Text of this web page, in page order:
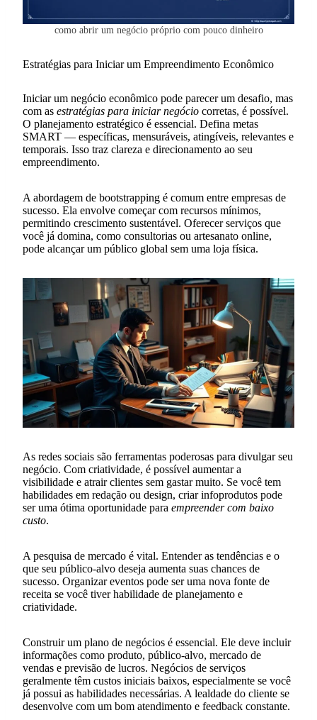
como abrir um negócio próprio com pouco dinheiro
Estratégias para Iniciar um Empreendimento Econômico
Iniciar um negócio econômico pode parecer um desafio, mas
com as estratégias para iniciar negócio corretas, é possível.
O planejamento estratégico é essencial. Defina metas
SMART — específicas, mensuráveis, atingíveis, relevantes e
temporais. Isso traz clareza e direcionamento ao seu
empreendimento.
A abordagem de bootstrapping é comum entre empresas de
sucesso. Ela envolve começar com recursos mínimos,
permitindo crescimento sustentável. Oferecer serviços que
você já domina, como consultorias ou artesanato online,
pode alcançar um público global sem uma loja física.
As redes sociais são ferramentas poderosas para divulgar seu
negócio. Com criatividade, é possível aumentar a
visibilidade e atrair clientes sem gastar muito. Se você tem
habilidades em redação ou design, criar infoprodutos pode
ser uma ótima oportunidade para empreender com baixo
custo.
A pesquisa de mercado é vital. Entender as tendências e o
que seu público-alvo deseja aumenta suas chances de
sucesso. Organizar eventos pode ser uma nova fonte de
receita se você tiver habilidade de planejamento e
criatividade.
Construir um plano de negócios é essencial. Ele deve incluir
informações como produto, público-alvo, mercado de
vendas e previsão de lucros. Negócios de serviços
geralmente têm custos iniciais baixos, especialmente se você
já possui as habilidades necessárias. A lealdade do cliente se
desenvolve com um bom atendimento e feedback constante.